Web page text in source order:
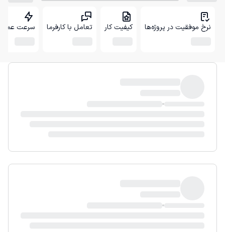
نرخ موفقیت در پروژه‌ها کیفیت کار تعامل با کارفرما سرعت عمل